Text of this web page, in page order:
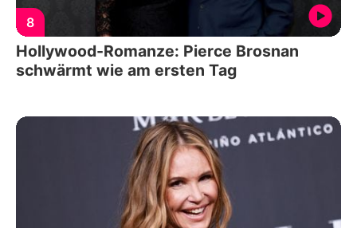
8
Hollywood-Romanze: Pierce Brosnan
schwärmt wie am ersten Tag